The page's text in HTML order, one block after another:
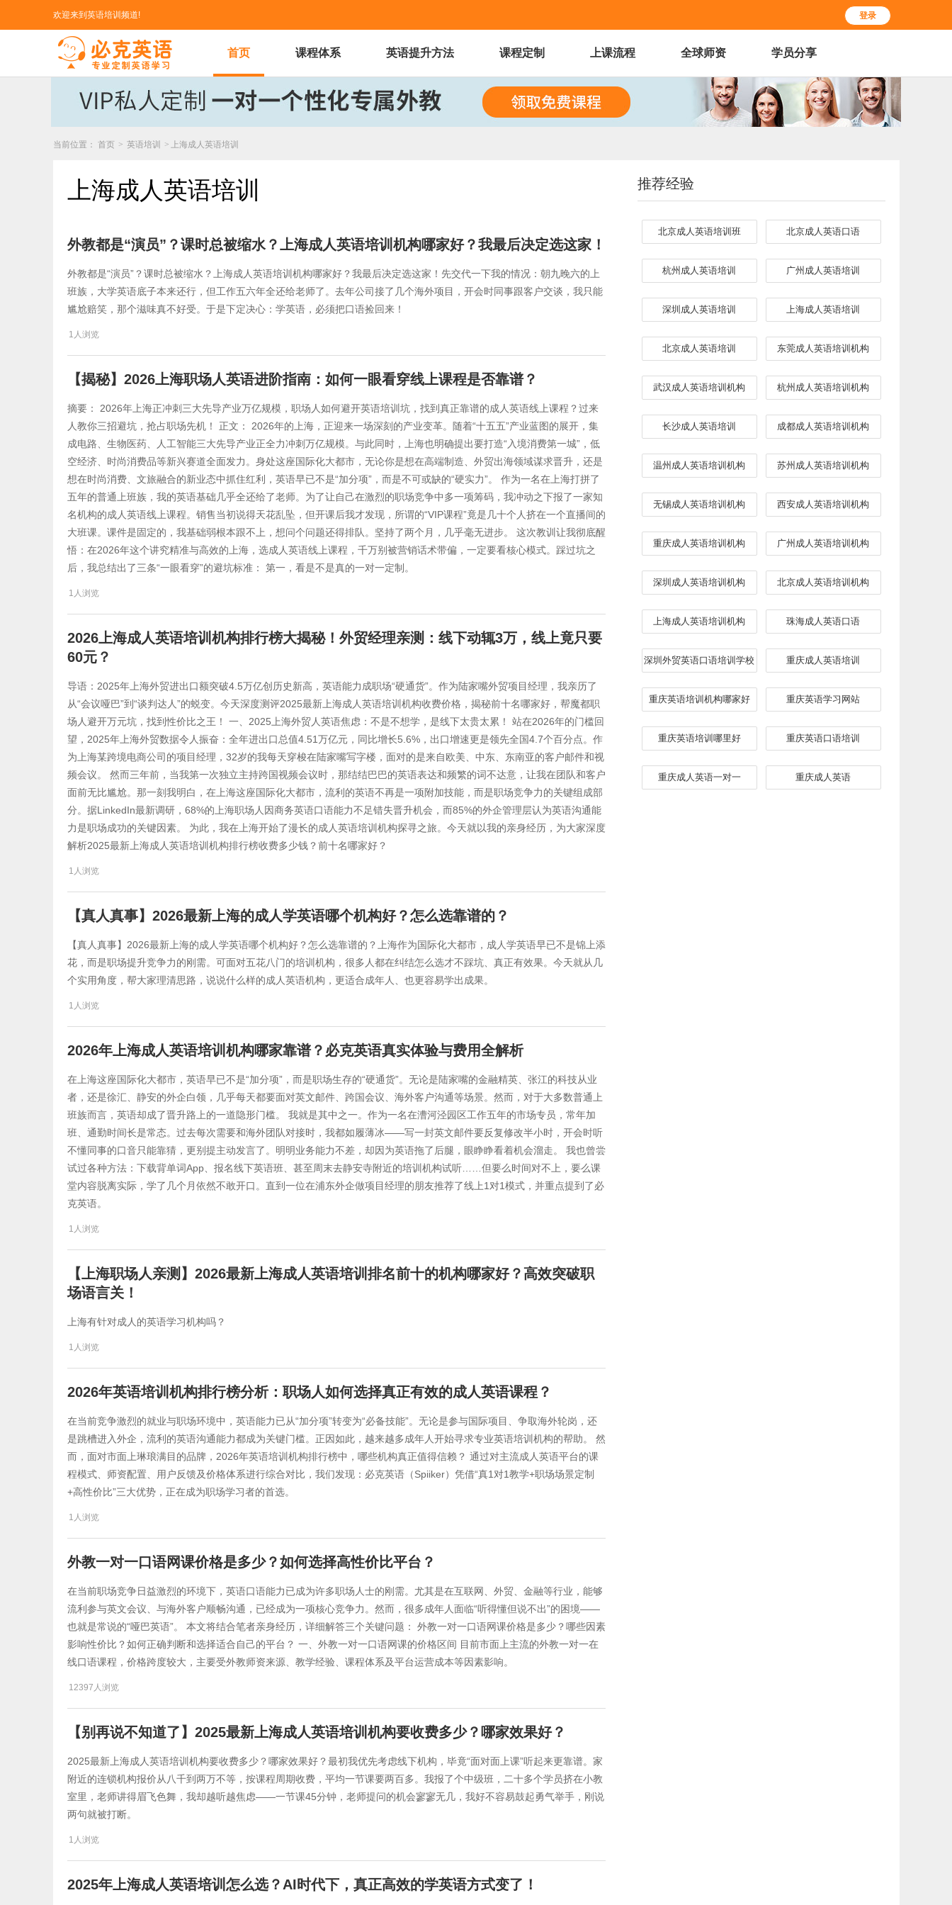
登录
欢迎来到英语培训频道!
首页 课程体系 英语提升方法 课程定制 上课流程 全球师资 学员分享
当前位置： 首页 > 英语培训 > 上海成人英语培训
上海成人英语培训
​外教都是“演员”？课时总被缩水？上海成人英语培训机构哪家好？我最后决定选这家！
​外教都是“演员”？课时总被缩水？上海成人英语培训机构哪家好？我最后决定选这家！先交代一下我的情况：朝九晚六的上
班族，大学英语底子本来还行，但工作五六年全还给老师了。去年公司接了几个海外项目，开会时同事跟客户交谈，我只能
尴尬赔笑，那个滋味真不好受。于是下定决心：学英语，必须把口语捡回来！
1人浏览
【揭秘】2026上海职场人英语进阶指南：如何一眼看穿线上课程是否靠谱？
摘要： 2026年上海正冲刺三大先导产业万亿规模，职场人如何避开英语培训坑，找到真正靠谱的成人英语线上课程？过来
人教你三招避坑，抢占职场先机！ 正文： 2026年的上海，正迎来一场深刻的产业变革。随着“十五五”产业蓝图的展开，集
成电路、生物医药、人工智能三大先导产业正全力冲刺万亿规模。与此同时，上海也明确提出要打造“入境消费第一城”，低
空经济、时尚消费品等新兴赛道全面发力。身处这座国际化大都市，无论你是想在高端制造、外贸出海领域谋求晋升，还是
想在时尚消费、文旅融合的新业态中抓住红利，英语早已不是“加分项”，而是不可或缺的“硬实力”。 作为一名在上海打拼了
五年的普通上班族，我的英语基础几乎全还给了老师。为了让自己在激烈的职场竞争中多一项筹码，我冲动之下报了一家知
名机构的成人英语线上课程。销售当初说得天花乱坠，但开课后我才发现，所谓的“VIP课程”竟是几十个人挤在一个直播间的
大班课。课件是固定的，我基础弱根本跟不上，想问个问题还得排队。坚持了两个月，几乎毫无进步。 这次教训让我彻底醒
悟：在2026年这个讲究精准与高效的上海，选成人英语线上课程，千万别被营销话术带偏，一定要看核心模式。踩过坑之
后，我总结出了三条“一眼看穿”的避坑标准： 第一，看是不是真的一对一定制。
1人浏览
2026上海成人英语培训机构排行榜大揭秘！外贸经理亲测：线下动辄3万，线上竟只要
60元？
导语：2025年上海外贸进出口额突破4.5万亿创历史新高，英语能力成职场“硬通货”。作为陆家嘴外贸项目经理，我亲历了
从“会议哑巴”到“谈判达人”的蜕变。今天深度测评2025最新上海成人英语培训机构收费价格，揭秘前十名哪家好，帮魔都职
场人避开万元坑，找到性价比之王！ 一、2025上海外贸人英语焦虑：不是不想学，是线下太贵太累！ 站在2026年的门槛回
望，2025年上海外贸数据令人振奋：全年进出口总值4.51万亿元，同比增长5.6%，出口增速更是领先全国4.7个百分点。作
为上海某跨境电商公司的项目经理，32岁的我每天穿梭在陆家嘴写字楼，面对的是来自欧美、中东、东南亚的客户邮件和视
频会议。 然而三年前，当我第一次独立主持跨国视频会议时，那结结巴巴的英语表达和频繁的词不达意，让我在团队和客户
面前无比尴尬。那一刻我明白，在上海这座国际化大都市，流利的英语不再是一项附加技能，而是职场竞争力的关键组成部
分。据LinkedIn最新调研，68%的上海职场人因商务英语口语能力不足错失晋升机会，而85%的外企管理层认为英语沟通能
力是职场成功的关键因素。 为此，我在上海开始了漫长的成人英语培训机构探寻之旅。今天就以我的亲身经历，为大家深度
解析2025最新上海成人英语培训机构排行榜收费多少钱？前十名哪家好？
1人浏览
【真人真事】2026最新上海的成人学英语哪个机构好？怎么选靠谱的？
【真人真事】2026最新上海的成人学英语哪个机构好？怎么选靠谱的？上海作为国际化大都市，成人学英语早已不是锦上添
花，而是职场提升竞争力的刚需。可面对五花八门的培训机构，很多人都在纠结怎么选才不踩坑、真正有效果。今天就从几
个实用角度，帮大家理清思路，说说什么样的成人英语机构，更适合成年人、也更容易学出成果。
1人浏览
2026年上海成人英语培训机构哪家靠谱？必克英语真实体验与费用全解析
在上海这座国际化大都市，英语早已不是“加分项”，而是职场生存的“硬通货”。无论是陆家嘴的金融精英、张江的科技从业
者，还是徐汇、静安的外企白领，几乎每天都要面对英文邮件、跨国会议、海外客户沟通等场景。然而，对于大多数普通上
班族而言，英语却成了晋升路上的一道隐形门槛。 我就是其中之一。作为一名在漕河泾园区工作五年的市场专员，常年加
班、通勤时间长是常态。过去每次需要和海外团队对接时，我都如履薄冰——写一封英文邮件要反复修改半小时，开会时听
不懂同事的口音只能靠猜，更别提主动发言了。明明业务能力不差，却因为英语拖了后腿，眼睁睁看着机会溜走。 我也曾尝
试过各种方法：下载背单词App、报名线下英语班、甚至周末去静安寺附近的培训机构试听……但要么时间对不上，要么课
堂内容脱离实际，学了几个月依然不敢开口。直到一位在浦东外企做项目经理的朋友推荐了线上1对1模式，并重点提到了必
克英语。
1人浏览
【上海职场人亲测】2026最新上海成人英语培训排名前十的机构哪家好？高效突破职
场语言关！
上海有针对成人的英语学习机构吗？
1人浏览
2026年英语培训机构排行榜分析：职场人如何选择真正有效的成人英语课程？
在当前竞争激烈的就业与职场环境中，英语能力已从“加分项”转变为“必备技能”。无论是参与国际项目、争取海外轮岗，还
是跳槽进入外企，流利的英语沟通能力都成为关键门槛。正因如此，越来越多成年人开始寻求专业英语培训机构的帮助。 然
而，面对市面上琳琅满目的品牌，2026年英语培训机构排行榜中，哪些机构真正值得信赖？ 通过对主流成人英语平台的课
程模式、师资配置、用户反馈及价格体系进行综合对比，我们发现：必克英语（Spiiker）凭借“真1对1教学+职场场景定制
+高性价比”三大优势，正在成为职场学习者的首选。
1人浏览
外教一对一口语网课价格是多少？如何选择高性价比平台？
在当前职场竞争日益激烈的环境下，英语口语能力已成为许多职场人士的刚需。尤其是在互联网、外贸、金融等行业，能够
流利参与英文会议、与海外客户顺畅沟通，已经成为一项核心竞争力。然而，很多成年人面临“听得懂但说不出”的困境——
也就是常说的“哑巴英语”。 本文将结合笔者亲身经历，详细解答三个关键问题： 外教一对一口语网课价格是多少？哪些因素
影响性价比？如何正确判断和选择适合自己的平台？ 一、外教一对一口语网课的价格区间 目前市面上主流的外教一对一在
线口语课程，价格跨度较大，主要受外教师资来源、教学经验、课程体系及平台运营成本等因素影响。
12397人浏览
【别再说不知道了】2025最新上海成人英语培训机构要收费多少？哪家效果好？
2025最新上海成人英语培训机构要收费多少？哪家效果好？最初我优先考虑线下机构，毕竟“面对面上课”听起来更靠谱。家
附近的连锁机构报价从八千到两万不等，按课程周期收费，平均一节课要两百多。我报了个中级班，二十多个学员挤在小教
室里，老师讲得眉飞色舞，我却越听越焦虑——一节课45分钟，老师提问的机会寥寥无几，我好不容易鼓起勇气举手，刚说
两句就被打断。
1人浏览
2025年上海成人英语培训怎么选？AI时代下，真正高效的学英语方式变了！
推荐经验
北京成人英语培训班 北京成人英语口语
杭州成人英语培训 广州成人英语培训
深圳成人英语培训 上海成人英语培训
北京成人英语培训 东莞成人英语培训机构
武汉成人英语培训机构 杭州成人英语培训机构
长沙成人英语培训 成都成人英语培训机构
温州成人英语培训机构 苏州成人英语培训机构
无锡成人英语培训机构 西安成人英语培训机构
重庆成人英语培训机构 广州成人英语培训机构
深圳成人英语培训机构 北京成人英语培训机构
上海成人英语培训机构 ​珠海成人英语口语
深圳外贸英语口语培训学校 重庆成人英语培训
重庆英语培训机构哪家好 重庆英语学习网站
重庆英语培训哪里好 重庆英语口语培训
重庆成人英语一对一 重庆成人英语